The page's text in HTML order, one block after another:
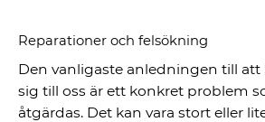
Reparationer och felsökning
Den vanligaste anledningen till att
sig till oss är ett konkret problem
åtgärdas. Det kan vara stort eller